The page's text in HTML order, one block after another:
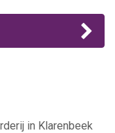
in Klarenbeek